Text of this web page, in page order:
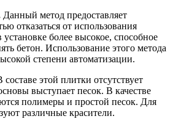
Данный метод предоставляет
отказаться от использования
более высокое, способное
бетон. Использование этого метода
степени автоматизации.
составе этой плитки отсутствует
выступает песок. В качестве
полимеры и простой песок. Для
различные красители.